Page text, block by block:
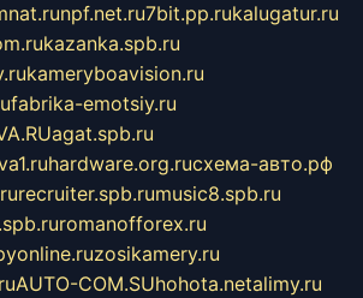
npf.net.ru7bit.pp.rukalugatur.ru
kazanka.spb.ru
kameryboavision.ru
fabrika-emotsiy.ru
agat.spb.ru
hardware.org.ruсхема-авто.рф
recruiter.spb.rumusic8.spb.ru
romanofforex.ru
zosikamery.ru
AUTO-COM.SUhohota.netalimy.ru